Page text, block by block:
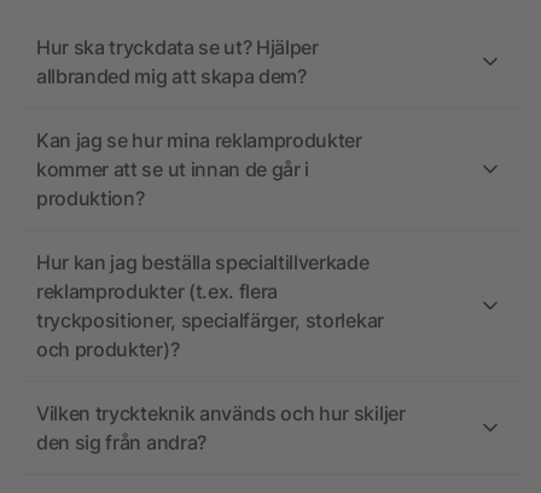
Hur ska tryckdata se ut? Hjälper
allbranded mig att skapa dem?
Kan jag se hur mina reklamprodukter
kommer att se ut innan de går i
produktion?
Hur kan jag beställa specialtillverkade
reklamprodukter (t.ex. flera
tryckpositioner, specialfärger, storlekar
och produkter)?
Vilken tryckteknik används och hur skiljer
den sig från andra?